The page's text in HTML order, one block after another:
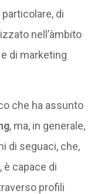
di
nell’àmbito
di marketing
che ha assunto
, ma, in generale,
di seguaci, che,
è capace di
profili